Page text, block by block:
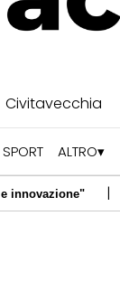
Civitavecchia
SPORT ALTRO
| 06/08/2026 -